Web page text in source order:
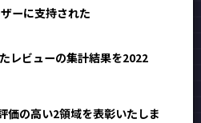
ーに支持された
レビューの集計結果を2022
の高い2領域を表彰いたしま